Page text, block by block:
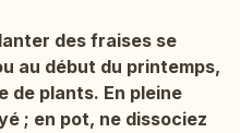
des fraises se
au début du printemps,
de plants. En pleine
; en pot, ne dissociez